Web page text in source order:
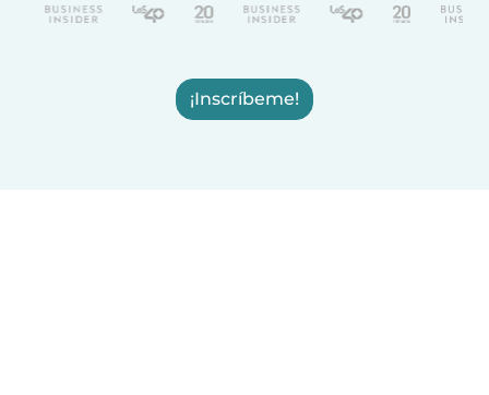
¡Inscríbeme!